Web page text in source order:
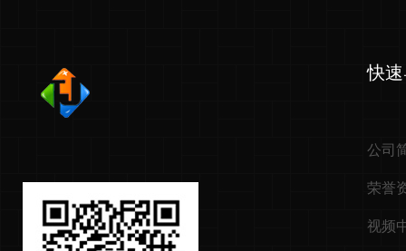
快
公司
荣誉
视频